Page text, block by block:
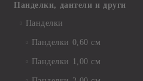
Панделки, дантели и други
Панделки
Панделки 0,60 см
Панделки 1,00 см